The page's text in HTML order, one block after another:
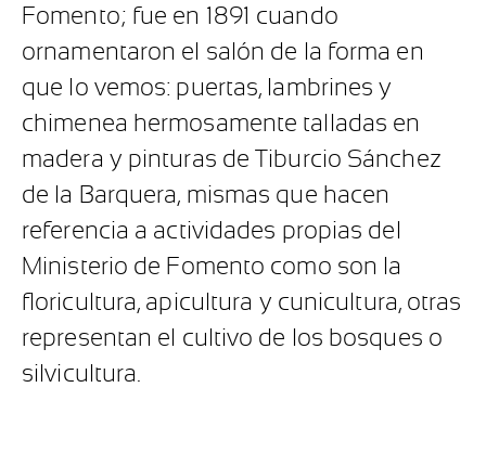
Fomento; fue en 1891 cuando
ornamentaron el salón de la forma en
que lo vemos: puertas, lambrines y
chimenea hermosamente talladas en
madera y pinturas de Tiburcio Sánchez
de la Barquera, mismas que hacen
referencia a actividades propias del
Ministerio de Fomento como son la
floricultura, apicultura y cunicultura, otras
representan el cultivo de los bosques o
silvicultura.